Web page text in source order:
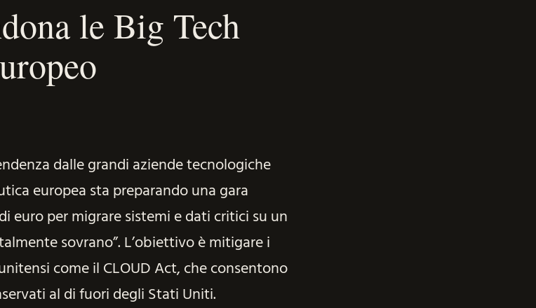
le Big Tech
dalle grandi aziende tecnologiche
europea sta preparando una gara
euro per migrare sistemi e dati critici su un
sovrano”. L’obiettivo è mitigare i
come il CLOUD Act, che consentono
al di fuori degli Stati Uniti.